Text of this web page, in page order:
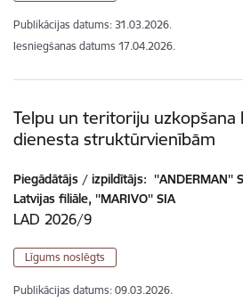
Publikācijas datums: 31.03.2026.
Iesniegšanas datums 17.04.2026.
Telpu un teritoriju uzkopšana
dienesta struktūrvienībām
Piegādātājs / izpildītājs: ''ANDERMAN''
Latvijas filiāle, ''MARIVO'' SIA
LAD 2026/9
Līgums noslēgts
Publikācijas datums: 09.03.2026.